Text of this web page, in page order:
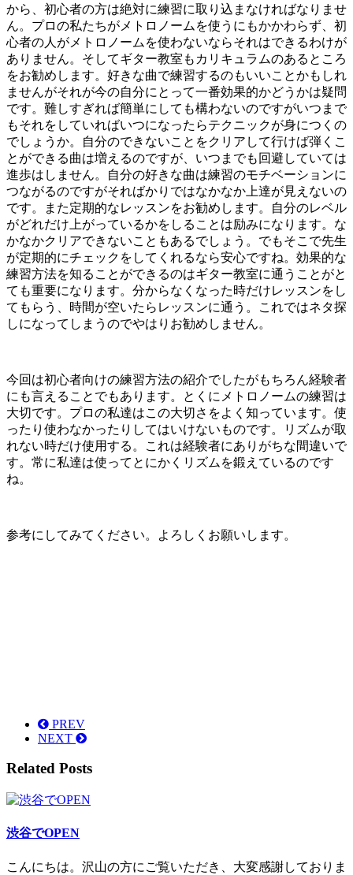
から、初心者の方は絶対に練習に取り込まなければなりませ
ん。プロの私たちがメトロノームを使うにもかかわらず、初
心者の人がメトロノームを使わないならそれはできるわけが
ありません。そしてギター教室もカリキュラムのあるところ
をお勧めします。好きな曲で練習するのもいいことかもしれ
ませんがそれが今の自分にとって一番効果的かどうかは疑問
です。難しすぎれば簡単にしても構わないのですがいつまで
もそれをしていればいつになったらテクニックが身につくの
でしょうか。自分のできないことをクリアして行けば弾くこ
とができる曲は増えるのですが、いつまでも回避していては
進歩はしません。自分の好きな曲は練習のモチベーションに
つながるのですがそればかりではなかなか上達が見えないの
です。また定期的なレッスンをお勧めします。自分のレベル
がどれだけ上がっているかをしることは励みになります。な
かなかクリアできないこともあるでしょう。でもそこで先生
が定期的にチェックをしてくれるなら安心ですね。効果的な
練習方法を知ることができるのはギター教室に通うことがと
ても重要になります。分からなくなった時だけレッスンをし
てもらう、時間が空いたらレッスンに通う。これではネタ探
しになってしまうのでやはりお勧めしません。
今回は初心者向けの練習方法の紹介でしたがもちろん経験者
にも言えることでもあります。とくにメトロノームの練習は
大切です。プロの私達はこの大切さをよく知っています。使
ったり使わなかったりしてはいけないものです。リズムが取
れない時だけ使用する。これは経験者にありがちな間違いで
す。常に私達は使ってとにかくリズムを鍛えているのです
ね。
参考にしてみてください。よろしくお願いします。
PREV
NEXT
Related Posts
渋谷でOPEN
こんにちは。沢山の方にご覧いただき、大変感謝しておりま